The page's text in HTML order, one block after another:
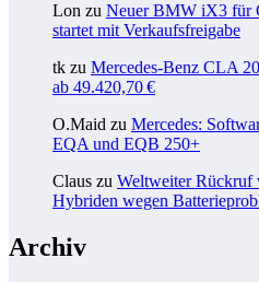
Lon zu Neuer BMW iX3 für
startet mit Verkaufsfreigabe
tk zu Mercedes-Benz CLA
ab 49.420,70 €
O.Maid zu Mercedes:
EQA und EQB 250+
Claus zu Weltweiter Rückruf
Hybriden wegen
Archiv